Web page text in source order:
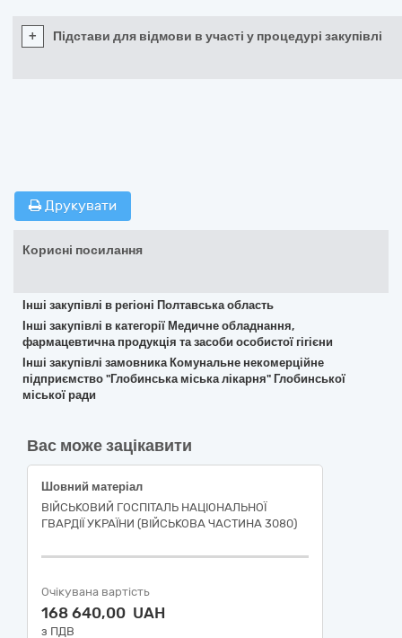
+ Підстави для відмови в участі у процедурі закупівлі
Друкувати
Корисні посилання
Інші закупівлі в регіоні Полтавська область
Інші закупівлі в категорії Медичне обладнання,
фармацевтична продукція та засоби особистої гігієни
Інші закупівлі замовника Комунальне некомерційне
підприємство "Глобинська міська лікарня" Глобинської
міської ради
Вас може зацікавити
Шовний матеріал
ВІЙСЬКОВИЙ ГОСПІТАЛЬ НАЦІОНАЛЬНОЇ
ГВАРДІЇ УКРАЇНИ (ВІЙСЬКОВА ЧАСТИНА 3080)
Очікувана вартість
168 640,00 UAH
з ПДВ